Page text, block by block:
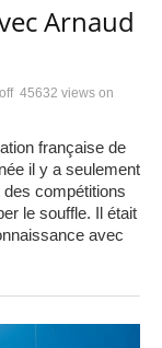
Arnaud
45632 views on
française de
il y a seulement
compétitions
le souffle. Il était
avec